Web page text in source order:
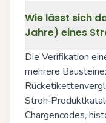
Wie lässt sich
Jahre) eines
Die Verifikation
mehrere
Chargencodes,